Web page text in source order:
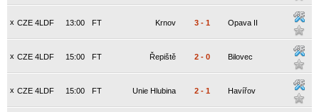
x CZE 4LDF FT
13:00 Krnov 3 - 1 Opava II
x CZE 4LDF FT
15:00 Řepiště 2 - 0 Bilovec
x CZE 4LDF FT
15:00 Unie Hlubina 2 - 1 Havířov